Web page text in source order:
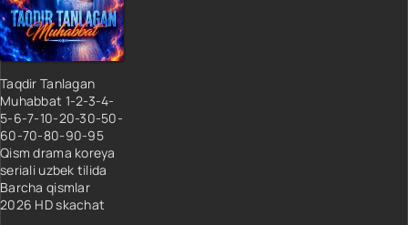
35 QISM
36 QISM
37 QISM
38 QISM
39 QISM
40 QISM
41 QISM
42 QISM
Taqdir Tanlagan
Muhabbat 1-2-3-4-
5-6-7-10-20-30-50-
60-70-80-90-95
Qism drama koreya
seriali uzbek tilida
Barcha qismlar
2026 HD skachat